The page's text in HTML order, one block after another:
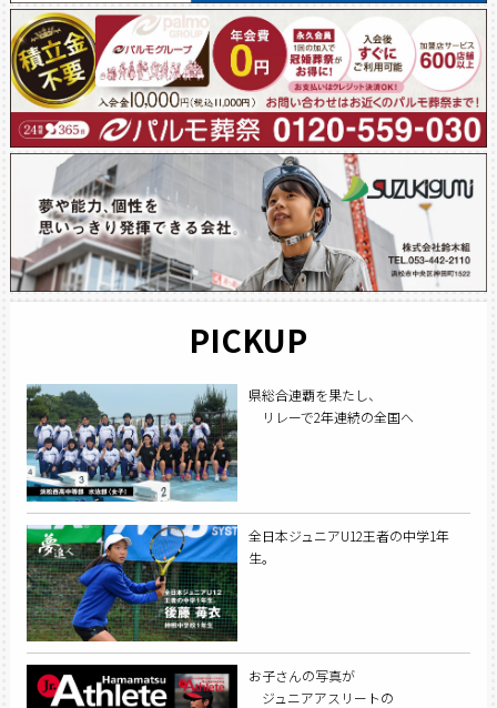
PICKUP
県総合連覇を果たし、
リレーで2年連続の全国へ
全日本ジュニアU12王者の中学1年
生。
お子さんの写真が
ジュニアアスリートの